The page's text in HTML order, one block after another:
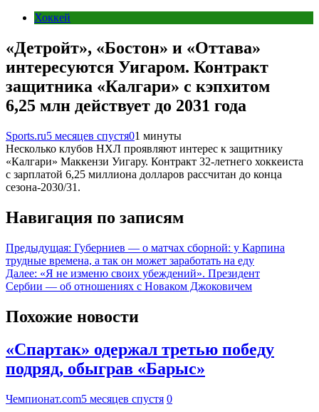
Хоккей
«Детройт», «Бостон» и «Оттава»
интересуются Уигаром. Контракт
защитника «Калгари» с кэпхитом
6,25 млн действует до 2031 года
Sports.ru5 месяцев спустя01 минуты
Несколько клубов НХЛ проявляют интерес к защитнику
«Калгари» Маккензи Уигару. Контракт 32-летнего хоккеиста
с зарплатой 6,25 миллиона долларов рассчитан до конца
сезона-2030/31.
Навигация по записям
Предыдущая: Губерниев — о матчах сборной: у Карпина
трудные времена, а так он может заработать на еду
Далее: «Я не изменю своих убеждений». Президент
Сербии — об отношениях с Новаком Джоковичем
Похожие новости
«Спартак» одержал третью победу
подряд, обыграв «Барыс»
Чемпионат.com5 месяцев спустя 0